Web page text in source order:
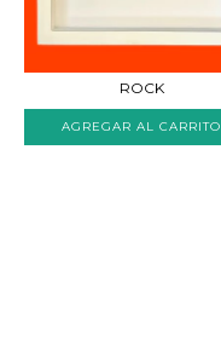
ROCK
AGREGAR AL CARRITO